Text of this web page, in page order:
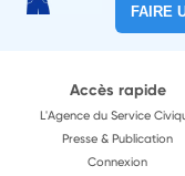
FAIRE
Accès rapide
L'Agence du Service
Presse & Publication
Connexion